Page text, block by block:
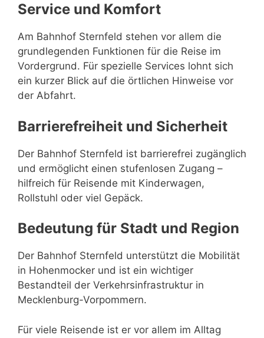
Service und Komfort
Am Bahnhof Sternfeld stehen vor allem die
grundlegenden Funktionen für die Reise im
Vordergrund. Für spezielle Services lohnt sich
ein kurzer Blick auf die örtlichen Hinweise vor
der Abfahrt.
Barrierefreiheit und Sicherheit
Der Bahnhof Sternfeld ist barrierefrei zugänglich
und ermöglicht einen stufenlosen Zugang –
hilfreich für Reisende mit Kinderwagen,
Rollstuhl oder viel Gepäck.
Bedeutung für Stadt und Region
Der Bahnhof Sternfeld unterstützt die Mobilität
in Hohenmocker und ist ein wichtiger
Bestandteil der Verkehrsinfrastruktur in
Mecklenburg-Vorpommern.
Für viele Reisende ist er vor allem im Alltag